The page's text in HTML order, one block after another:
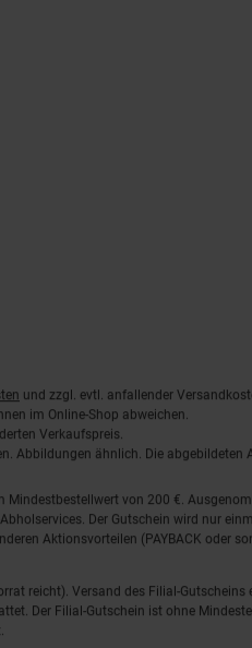
und zzgl. evtl. anfallender
im Online-Shop abweichen.
Verkaufspreis.
Abbildungen ähnlich. Die
von 200 €.
Der Gutschein wird nur
Aktionsvorteilen (PAYBACK oder
reicht). Versand des Filial-
Der Filial-Gutschein ist ohne